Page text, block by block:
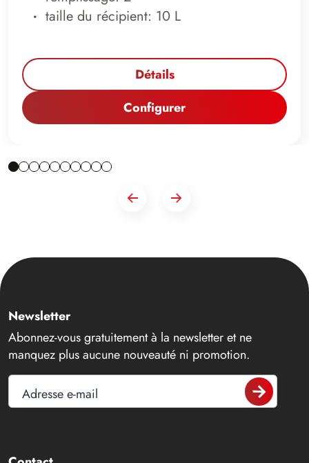
taille du récipient: 10 L
Détails
Configurer
Newsletter
Abonnez-vous gratuitement à la newsletter et ne
manquez plus aucune nouveauté ni promotion.
Adresse e-mail